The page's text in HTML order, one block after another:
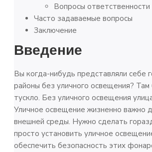
Вопросы ответственности
Часто задаваемые вопросы
Заключение
Введение
Вы когда-нибудь представляли себе
районы без уличного освещения?
тускло. Без уличного освещения
Уличное освещение жизненно важно
внешней среды. Нужно сделать
просто установить уличное
обеспечить безопасность этих